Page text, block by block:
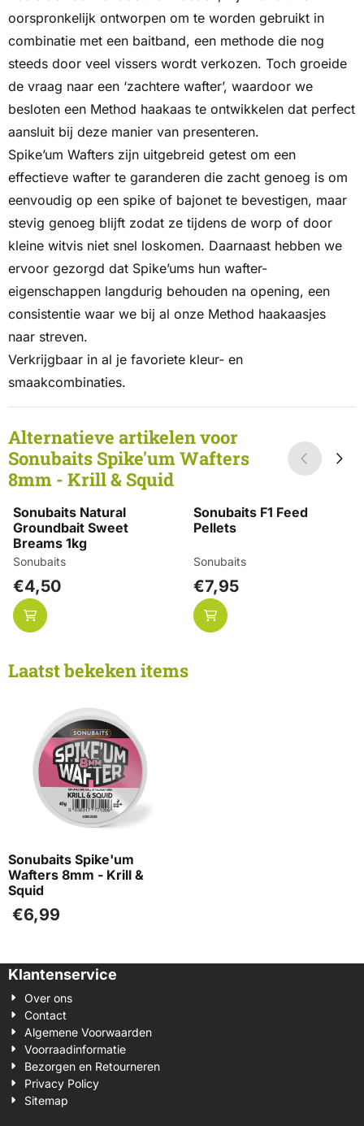
oorspronkelijk ontworpen om te worden gebruikt in
combinatie met een baitband, een methode die nog
steeds door veel vissers wordt verkozen. Toch groeide
de vraag naar een ‘zachtere wafter’, waardoor we
besloten een Method haakaas te ontwikkelen dat perfect
aansluit bij deze manier van presenteren.
Spike’um Wafters zijn uitgebreid getest om een
effectieve wafter te garanderen die zacht genoeg is om
eenvoudig op een spike of bajonet te bevestigen, maar
stevig genoeg blijft zodat ze tijdens de worp of door
kleine witvis niet snel loskomen. Daarnaast hebben we
ervoor gezorgd dat Spike’ums hun wafter-
eigenschappen langdurig behouden na opening, een
consistentie waar we bij al onze Method haakaasjes
naar streven.
Verkrijgbaar in al je favoriete kleur- en
smaakcombinaties.
Alternatieve artikelen voor
Sonubaits Spike'um Wafters
8mm - Krill & Squid
Sonubaits Natural
Groundbait Sweet
Breams 1kg
Merk:
Sonubaits
Prijs: 4,50
€4,50
Sonubaits F1 Feed
Pellets
Merk:
Sonubaits
Prijs: 7,95
€7,95
Laatst bekeken items
Sonubaits Spike'um
Wafters 8mm - Krill &
Squid
€6,99
Klantenservice
Over ons
Contact
Algemene Voorwaarden
Voorraadinformatie
Bezorgen en Retourneren
Privacy Policy
Sitemap